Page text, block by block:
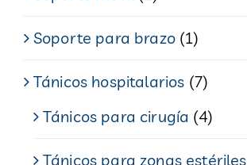
Soporte para brazo (1)
Tánicos hospitalarios (7)
Tánicos para cirugía (4)
Tánicos para zonas estériles